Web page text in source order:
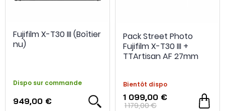
Fujifilm X-T30 III (Boîtier
nu)
Dispo sur commande
949,00 €
Pack Street Photo
Fujifilm X-T30 III +
TTArtisan AF 27mm
Bientôt dispo
1 099,00 €
1 179,00 €